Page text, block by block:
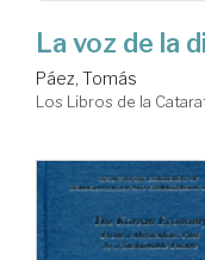
La voz de la
Páez, Tomás
Los Libros de la